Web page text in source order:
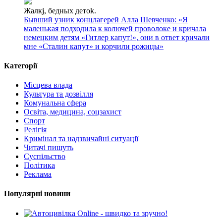
Жалкj, бедных детok.
Бывший узник концлагерей Алла Шевченко: «Я
маленькая подходила к колючей проволоке и кричала
немецким детям «Гитлер капут!», они в ответ кричали
мне «Сталин капут» и корчили рожицы»
Категорії
Місцева влада
Культура та дозвілля
Комунальна сфера
Освіта, медицина, соцзахист
Спорт
Релігія
Кримінал та надзвичайні ситуації
Читачі пишуть
Суспільство
Політика
Реклама
Популярні новини